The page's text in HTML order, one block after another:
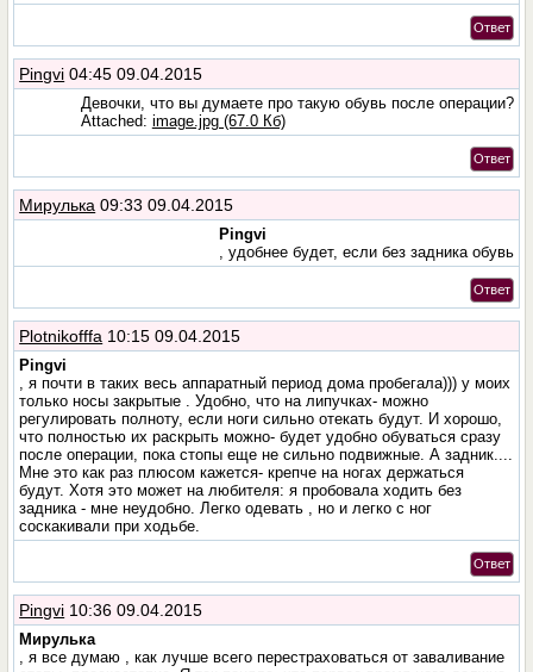
Ответ
Pingvi 04:45 09.04.2015
Девочки, что вы думаете про такую обувь после операции?
Attached: image.jpg (67.0 Кб)
Ответ
Мирулька 09:33 09.04.2015
Pingvi
, удобнее будет, если без задника обувь
Ответ
Plotnikofffa 10:15 09.04.2015
Pingvi
, я почти в таких весь аппаратный период дома пробегала))) у моих
только носы закрытые . Удобно, что на липучках- можно
регулировать полноту, если ноги сильно отекать будут. И хорошо,
что полностью их раскрыть можно- будет удобно обуваться сразу
после операции, пока стопы еще не сильно подвижные. А задник....
Мне это как раз плюсом кажется- крепче на ногах держаться
будут. Хотя это может на любителя: я пробовала ходить без
задника - мне неудобно. Легко одевать , но и легко с ног
соскакивали при ходьбе.
Ответ
Pingvi 10:36 09.04.2015
Мирулька
, я все думаю , как лучше всего перестраховаться от заваливание